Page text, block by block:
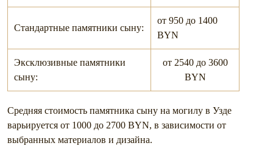
Стандартные памятники сыну:
от 950 до 1400
BYN
Эксклюзивные памятники
сыну:
от 2540 до 3600
BYN
Средняя стоимость памятника сыну на могилу в Узде
варьируется от 1000 до 2700 BYN, в зависимости от
выбранных материалов и дизайна.